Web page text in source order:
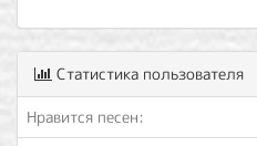
Статистика пользователя
Нравится песен: